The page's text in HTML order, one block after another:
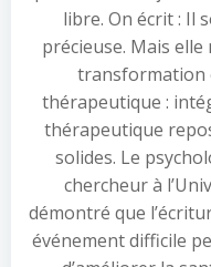
libre. On écrit : Il
précieuse. Mais
transformation
thérapeutique :
thérapeutique
solides. Le
chercheur à
démontré que
événement difficile